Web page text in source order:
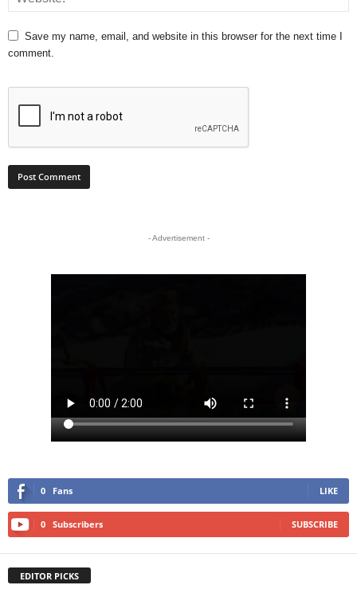
Save my name, email, and website in this browser for the next time I
comment.
- Advertisement -
0 Fans LIKE
0 Subscribers SUBSCRIBE
EDITOR PICKS